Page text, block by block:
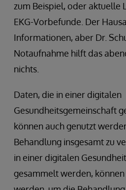
zum Beispiel, oder aktuelle
EKG-Vorbefunde. Der
Informationen, aber Dr.
Notaufnahme hilft das
nichts.
Daten, die in einer digitalen
Gesundheitsgemeinschaft
können auch genutzt
Behandlung insgesamt zu
in einer digitalen
gesammelt werden,